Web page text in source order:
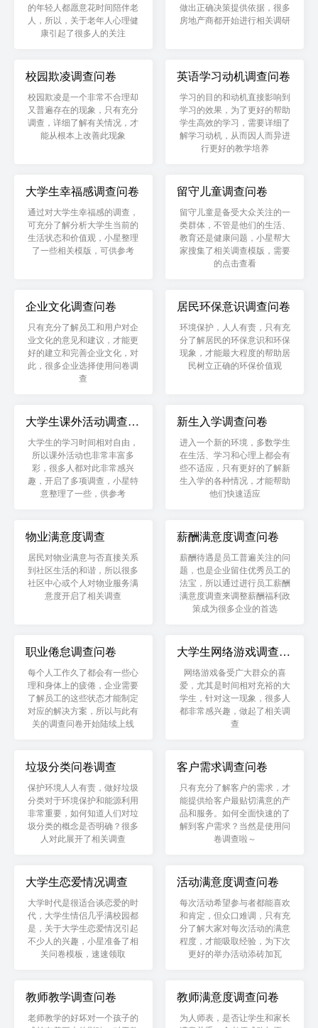
的年轻人都愿意花时间陪伴老
人，所以，关于老年人心理健
康引起了很多人的关注
做出正确决策提供依据，很多
房地产商都开始进行相关调研
校园欺凌调查问卷
校园欺凌是一个非常不合理却
又普遍存在的现象，只有充分
调查，详细了解有关情况，才
能从根本上改善此现象
英语学习动机调查问卷
学习的目的和动机直接影响到
学习的效果，为了更好的帮助
学生高效的学习，需要详细了
解学习动机，从而因人而异进
行更好的教学培养
大学生幸福感调查问卷
通过对大学生幸福感的调查，
可充分了解分析大学生当前的
生活状态和价值观，小星整理
了一些相关模版，可供参考
留守儿童调查问卷
留守儿童是备受大众关注的一
类群体，不管是他们的生活、
教育还是健康问题，小星帮大
家搜集了相关调查模版，需要
的点击查看
企业文化调查问卷
只有充分了解员工和用户对企
业文化的意见和建议，才能更
好的建立和完善企业文化，对
此，很多企业选择使用问卷调
查
居民环保意识调查问卷
环境保护，人人有责，只有充
分了解居民的环保意识和环保
现象，才能最大程度的帮助居
民树立正确的环保价值观
大学生课外活动调查问
卷
大学生的学习时间相对自由，
所以课外活动也非常丰富多
彩，很多人都对此非常感兴
趣，开启了多项调查，小星特
意整理了一些，供参考
新生入学调查问卷
进入一个新的环境，多数学生
在生活、学习和心理上都会有
些不适应，只有更好的了解新
生入学的各种情况，才能帮助
他们快速适应
物业满意度调查
居民对物业满意与否直接关系
到社区生活的和谐，所以很多
社区中心或个人对物业服务满
意度开启了相关调查
薪酬满意度调查问卷
薪酬待遇是员工普遍关注的问
题，也是企业留住优秀员工的
法宝，所以通过进行员工薪酬
满意度调查来调整薪酬福利政
策成为很多企业的首选
职业倦怠调查问卷
每个人工作久了都会有一些心
理和身体上的疲倦，企业需要
了解员工的这些状态才能制定
对应的解决方案，所以与此有
关的调查问卷开始陆续上线
大学生网络游戏调查问
卷
网络游戏备受广大群众的喜
爱，尤其是时间相对充裕的大
学生，针对这一现象，很多人
都非常感兴趣，做起了相关调
查
垃圾分类问卷调查
保护环境人人有责，做好垃圾
分类对于环境保护和能源利用
非常重要，如何知道人们对垃
圾分类的概念是否明确？很多
人对此展开了相关调查
客户需求调查问卷
只有充分了解客户的需求，才
能提供给客户最贴切满意的产
品和服务。如何全面快速的了
解到客户需求？当然是使用问
卷调查啦～
大学生恋爱情况调查
大学时代是很适合谈恋爱的时
代，大学生情侣几乎满校园都
是，关于大学生恋爱情况引起
不少人的兴趣，小星准备了相
关问卷模板，速速领取
活动满意度调查问卷
每次活动希望参与者都能喜欢
和肯定，但众口难调，只有充
分了解大家对每次活动的满意
程度，才能吸取经验，为下次
更好的举办活动添砖加瓦
教师教学调查问卷
老师教学的好坏对一个孩子的
教师满意度调查问卷
为人师表，是否让学生和家长